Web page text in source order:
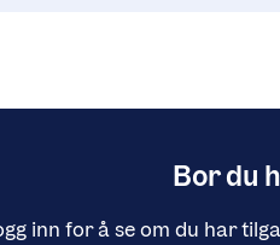
Bor du
inn for å se om du har